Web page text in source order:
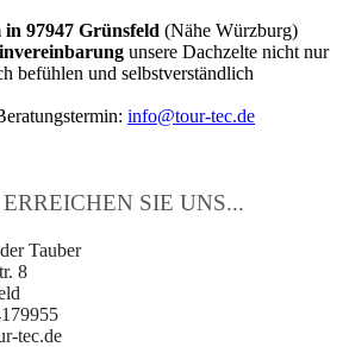
97947 Grünsfeld (Nähe Würzburg)
unsere Dachzelte nicht nur
befühlen und selbstverständlich
info@tour-tec.de
ERREICHEN SIE UNS...
Tauber
8
tec.de